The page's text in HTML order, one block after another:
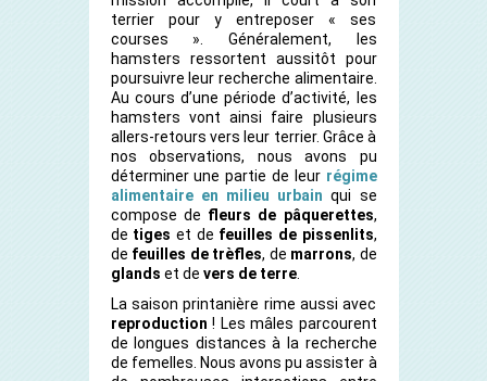
terrier pour y entreposer « ses
courses ». Généralement, les
hamsters ressortent aussitôt pour
poursuivre leur recherche alimentaire.
Au cours d’une période d’activité, les
hamsters vont ainsi faire plusieurs
allers-retours vers leur terrier. Grâce à
nos observations, nous avons pu
déterminer une partie de leur régime
alimentaire en milieu urbain qui se
compose de fleurs de pâquerettes,
de tiges et de feuilles de pissenlits,
de feuilles de trèfles, de marrons, de
glands et de vers de terre.
La saison printanière rime aussi avec
reproduction ! Les mâles parcourent
de longues distances à la recherche
de femelles. Nous avons pu assister à